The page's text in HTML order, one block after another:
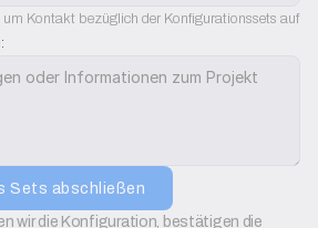
Kontakt bezüglich der Konfigurationssets
Sets abschließen
wir die Konfiguration, bestätigen die